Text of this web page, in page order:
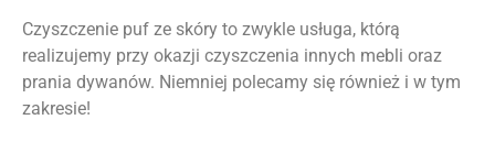
Czyszczenie puf ze skóry to zwykle usługa, którą
realizujemy przy okazji czyszczenia innych mebli oraz
prania dywanów. Niemniej polecamy się również i w tym
zakresie!